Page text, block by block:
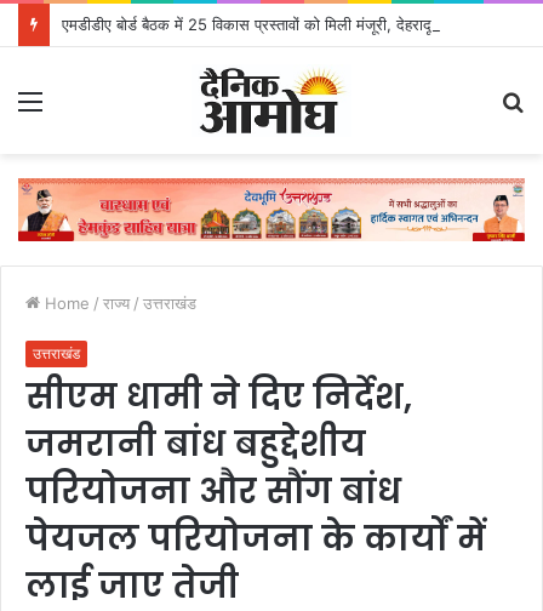
Home / राज्य / उत्तराखंड
उत्तराखंड
सीएम धामी ने दिए निर्देश,
जमरानी बांध बहुद्देशीय
परियोजना और सौंग बांध
पेयजल परियोजना के कार्यों में
लाई जाए तेजी